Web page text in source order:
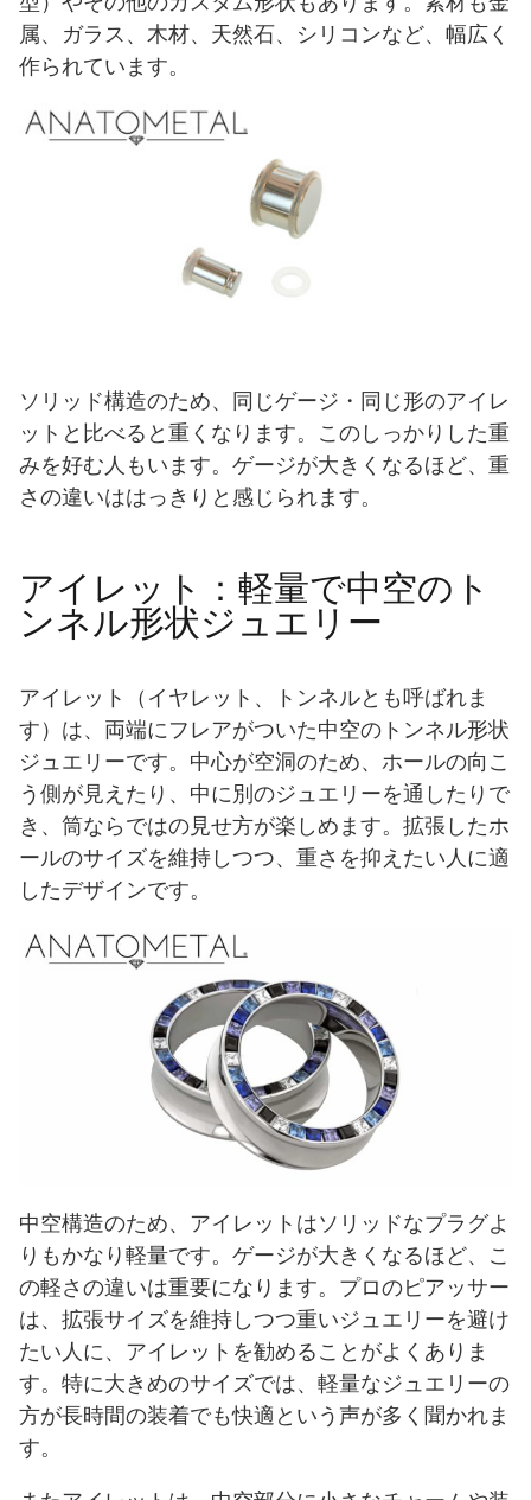
属、ガラス、木材、天然石、シリコンなど、幅広く
作られています。
ソリッド構造のため、同じゲージ・同じ形のアイレ
ットと比べると重くなります。このしっかりした重
みを好む人もいます。ゲージが大きくなるほど、重
さの違いははっきりと感じられます。
アイレット：軽量で中空のト
ンネル形状ジュエリー
アイレット（イヤレット、トンネルとも呼ばれま
す）は、両端にフレアがついた中空のトンネル形状
ジュエリーです。中心が空洞のため、ホールの向こ
う側が見えたり、中に別のジュエリーを通したりで
き、筒ならではの見せ方が楽しめます。拡張したホ
ールのサイズを維持しつつ、重さを抑えたい人に適
したデザインです。
中空構造のため、アイレットはソリッドなプラグよ
りもかなり軽量です。ゲージが大きくなるほど、こ
の軽さの違いは重要になります。プロのピアッサー
は、拡張サイズを維持しつつ重いジュエリーを避け
たい人に、アイレットを勧めることがよくありま
す。特に大きめのサイズでは、軽量なジュエリーの
方が長時間の装着でも快適という声が多く聞かれま
す。